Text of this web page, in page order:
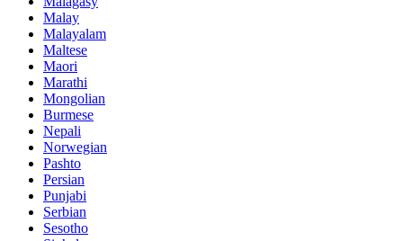
Malay
Malayalam
Maltese
Maori
Marathi
Mongolian
Burmese
Nepali
Norwegian
Pashto
Persian
Punjabi
Serbian
Sesotho